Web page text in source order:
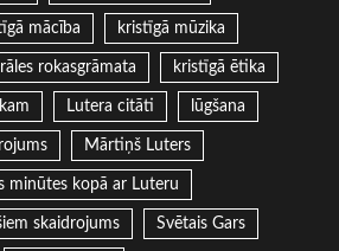
mācība kristīgā mūzika
rokasgrāmata kristīgā ētika
Lutera citāti lūgšana
Mārtiņš Luters
minūtes kopā ar Luteru
skaidrojums Svētais Gars